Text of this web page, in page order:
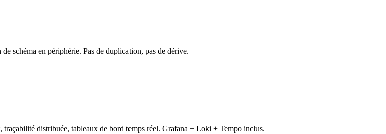
schéma en périphérie. Pas de duplication, pas de dérive.
distribuée, tableaux de bord temps réel. Grafana + Loki + Tempo inclus.